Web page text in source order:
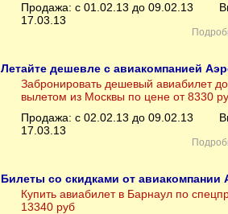
Продажа: с 01.02.13 до 09.02.13
17.03.13
Летайте дешевле с авиакомпанией
Забронировать дешевый авиабилет
вылетом из Москвы по цене от 8330
Продажа: с 02.02.13 до 09.02.13
17.03.13
Билеты со скидками от авиакомпании
Купить авиабилет в Барнаул по
13340 руб